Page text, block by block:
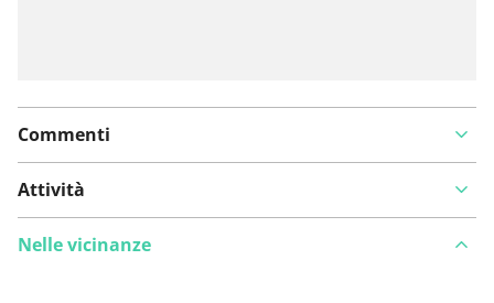
Commenti
Attività
Nelle vicinanze